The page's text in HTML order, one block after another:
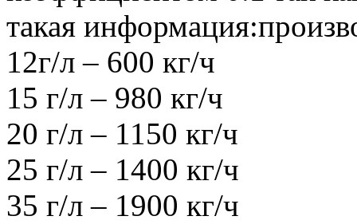
такая
12г/л – 600 кг/ч
15 г/л – 980 кг/ч
20 г/л – 1150 кг/ч
25 г/л – 1400 кг/ч
35 г/л – 1900 кг/ч